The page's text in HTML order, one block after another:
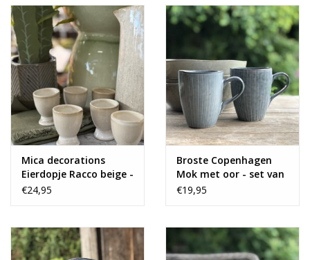
Mica decorations
Eierdopje Racco beige -
set van 6
€24,95
Broste Copenhagen
Mok met oor - set van
2
€19,95